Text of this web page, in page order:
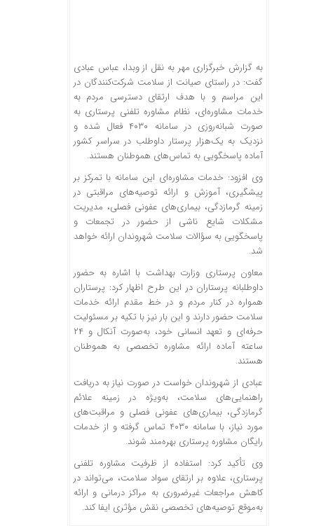
به گزارش خبرگزاری مهر به نقل از وبدا، عباس عبادی
گفت: در راستای صیانت از سلامت شرکت‌کنندگان در
این مراسم و با هدف ارتقای دسترسی مردم به
خدمات مشاوره‌ای، نظام مشاوره تلفنی پرستاری به‌
صورت شبانه‌روزی در سامانه ۴۰۳۰ فعال شده و
نزدیک به یک‌هزار پرستار داوطلب در سراسر کشور
آماده پاسخگویی به تماس‌های هموطنان هستند.
وی افزود: خدمات مشاوره‌ای این سامانه با تمرکز بر
پیشگیری، آموزش و ارائه توصیه‌های مراقبتی در
زمینه گرمازدگی، بیماری‌های عفونی فصلی، مدیریت
مشکلات شایع ناشی از حضور در تجمعات و
پاسخگویی به سؤالات سلامت شهروندان ارائه خواهد
شد.
معاون پرستاری وزارت بهداشت با اشاره به حضور
داوطلبانه پرستاران در این طرح اظهار کرد: پرستاران
همواره در کنار مردم و در خط مقدم ارائه خدمات
سلامت حضور دارند و این بار نیز با تکیه بر مسئولیت
حرفه‌ای و تعهد انسانی خود، به‌صورت آنکال و ۲۴
ساعته آماده ارائه مشاوره تخصصی به هموطنان
هستند.
عبادی از شهروندان خواست در صورت نیاز به دریافت
راهنمایی‌های سلامت، به‌ویژه در زمینه علائم
گرمازدگی، بیماری‌های عفونی فصلی و مراقبت‌های
مورد نیاز، با سامانه ۴۰۳۰ تماس گرفته و از خدمات
رایگان مشاوره پرستاری بهره‌مند شوند.
وی تأکید کرد: استفاده از ظرفیت مشاوره تلفنی
پرستاری، علاوه بر ارتقای سواد سلامت، می‌تواند در
کاهش مراجعات غیرضروری به مراکز درمانی و ارائه
به‌موقع توصیه‌های تخصصی نقش مؤثری ایفا کند.